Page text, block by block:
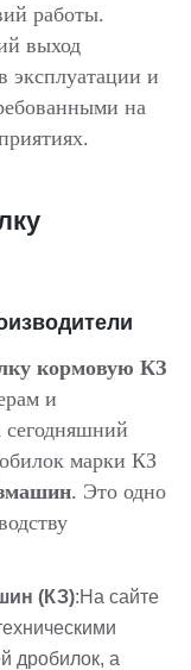
работы.
выход
эксплуатации и
на
кормовую КЗ
и
сегодняшний
марки КЗ
. Это одно
(КЗ):На сайте
дробилок, а